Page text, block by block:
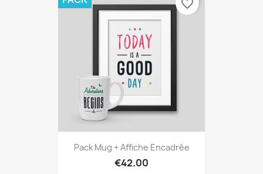
Pack Mug + Affiche Encadrée
€42.00
favorite_border